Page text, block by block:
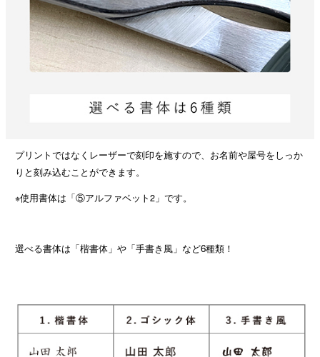
プリントではなくレーザーで刻印を施すので、お名前や屋号をしっか
りと刻み込むことができます。
※使用書体は「⑤アルファベット2」です。
選べる書体は「楷書体」や「手書き風」など6種類！